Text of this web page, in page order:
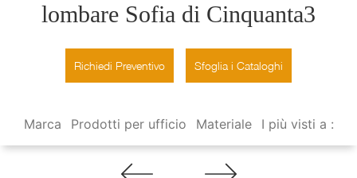
lombare Sofia di Cinquanta3
Richiedi Preventivo Sfoglia i Cataloghi
Marca Prodotti per ufficio Materiale I più visti a :